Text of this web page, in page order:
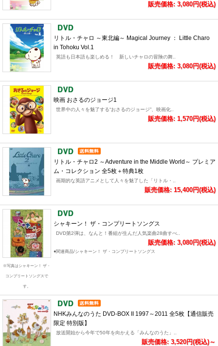
販売価格: 3,080円(税込)
リトル・チャロ ～東北編～ Magical Journey ： Little Charo
in Tohoku Vol.1
英語も日本語も楽しめる！ 新しいチャロの冒険の舞..
販売価格: 3,080円(税込)
映画 おさるのジョージ1
世界中の人々を魅了する“おさるのジョージ”、映画化..
販売価格: 1,570円(税込)
リトル・チャロ2 ～Adventure in the Middle World～ プレミア
ム・コレクション 全5枚＋特典1枚
画期的な英語アニメとして人々を魅了した「リトル・..
販売価格: 15,400円(税込)
※写真はシャキーン！ ザ・
コンプリートソングスで
す。
シャキーン！ ザ・コンプリートソングス
DVD第2弾は、なんと！番組が生んだ人気楽曲28曲すべ..
販売価格: 3,080円(税込)
●関連商品/シャキーン！ ザ・コンプリートソングス
NHKみんなのうた DVD-BOX II 1997～2011 全5枚【通信販売
限定 特別版】
放送開始から今年で50年を向かえる「みんなのうた」..
販売価格: 3,520円(税込)～